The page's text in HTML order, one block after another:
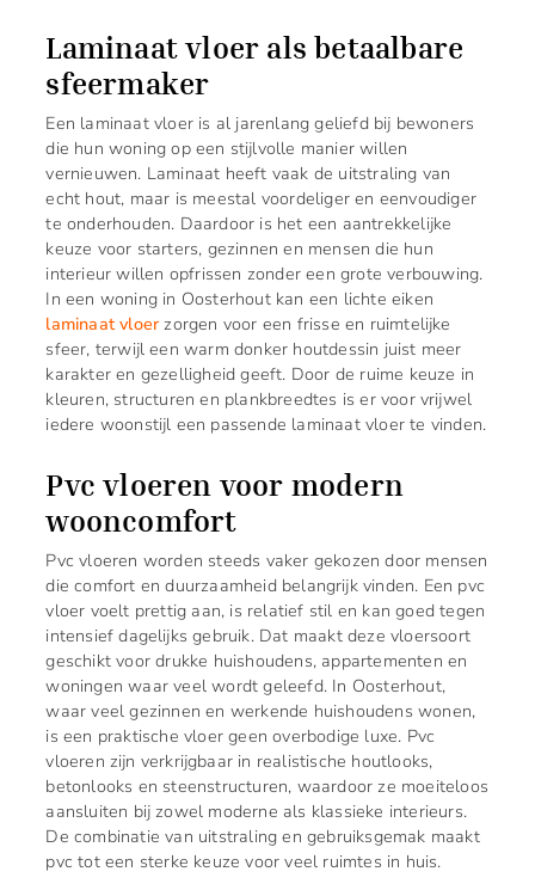
Laminaat vloer als betaalbare
sfeermaker
Een laminaat vloer is al jarenlang geliefd bij bewoners
die hun woning op een stijlvolle manier willen
vernieuwen. Laminaat heeft vaak de uitstraling van
echt hout, maar is meestal voordeliger en eenvoudiger
te onderhouden. Daardoor is het een aantrekkelijke
keuze voor starters, gezinnen en mensen die hun
interieur willen opfrissen zonder een grote verbouwing.
In een woning in Oosterhout kan een lichte eiken
laminaat vloerzorgen voor een frisse en ruimtelijke
sfeer, terwijl een warm donker houtdessin juist meer
karakter en gezelligheid geeft. Door de ruime keuze in
kleuren, structuren en plankbreedtes is er voor vrijwel
iedere woonstijl een passende laminaat vloer te vinden.
Pvc vloeren voor modern
wooncomfort
Pvc vloeren worden steeds vaker gekozen door mensen
die comfort en duurzaamheid belangrijk vinden. Een pvc
vloer voelt prettig aan, is relatief stil en kan goed tegen
intensief dagelijks gebruik. Dat maakt deze vloersoort
geschikt voor drukke huishoudens, appartementen en
woningen waar veel wordt geleefd. In Oosterhout,
waar veel gezinnen en werkende huishoudens wonen,
is een praktische vloer geen overbodige luxe. Pvc
vloeren zijn verkrijgbaar in realistische houtlooks,
betonlooks en steenstructuren, waardoor ze moeiteloos
aansluiten bij zowel moderne als klassieke interieurs.
De combinatie van uitstraling en gebruiksgemak maakt
pvc tot een sterke keuze voor veel ruimtes in huis.